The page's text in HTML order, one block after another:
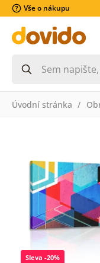
Vše o nákupu
Úvodní stránka
Sleva -20%